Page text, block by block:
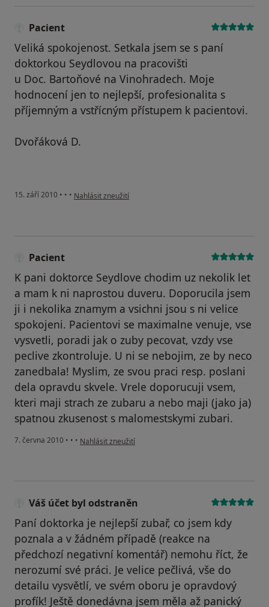
Pacient
Veliká spokojenost. Setkala jsem se s paní
doktorkou Seydlovou na pracovišti
u Doc. Bartoňové na Vinohradech. Moje
hodnocení jen to nejlepší, profesionalita s
příjemným a vstřícným přístupem k pacientovi.
Dvořáková D.
15. září 2010 • • • podle názoru uživatele Pacient
Nahlásit zneužití
Pacient
K pani doktorce Seydlove chodim uz nekolik let
a mam k ni naprostou duveru. Doporucila jsem
ji i nekolika znamym a vsichni jsou s ni velice
spokojeni. Pacientovi se maximalne venuje, vse
vysvetli, poradi jak o zuby pecovat, vzdy vse
peclive zkontroluje. U ni se nebojim, ze by neco
zanedbala! Myslim, ze svou praci resp. poslani
dela opravdu skvele. Vrele doporucuji vsem,
kteri maji strach ze zubaru a nebo maji (jako ja)
spatnou zkusenost s malomestskymi zubari.
7. června 2010 • • • podle názoru uživatele Pacient
Nahlásit zneužití
Váš účet byl odstraněn
Paní doktorka je nejlepší zubař, co jsem kdy
poznala a v žádném případě (reakce na
předchozí negativní komentář) nemohu říct, že
nerozumí své práci. Je velice pečlivá, vše do
detailu vysvětlí, ve svém oboru je opravdový
profík! Ještě donedávna jsem měla až panický